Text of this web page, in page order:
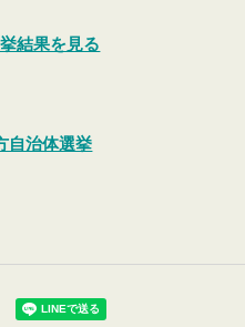
結果を見る
自治体選挙